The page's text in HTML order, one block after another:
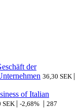
der
36,30 SEK |
of Italian
SEK | -2,68% | 287